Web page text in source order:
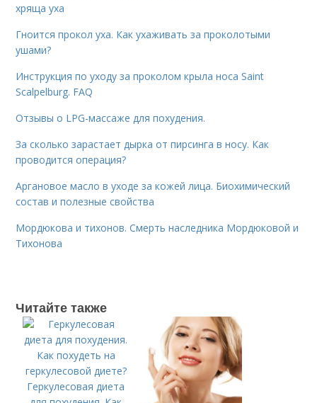
хряща уха
Гноится прокол уха. Как ухаживать за проколотыми
ушами?
Инструкция по уходу за проколом крыла носа Saint
Scalpelburg. FAQ
Отзывы о LPG-массаже для похудения.
За сколько зарастает дырка от пирсинга в носу. Как
проводится операция?
Аргановое масло в уходе за кожей лица. Биохимический
состав и полезные свойства
Мордюкова и тихонов. Смерть наследника Мордюковой и
Тихонова
Читайте также
Геркулесовая диета